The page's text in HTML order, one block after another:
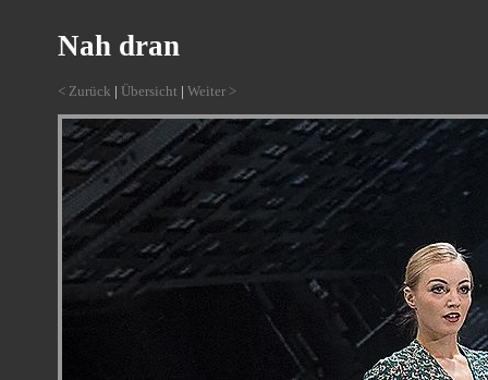
Nah dran
< Zurück | Übersicht |Weiter >